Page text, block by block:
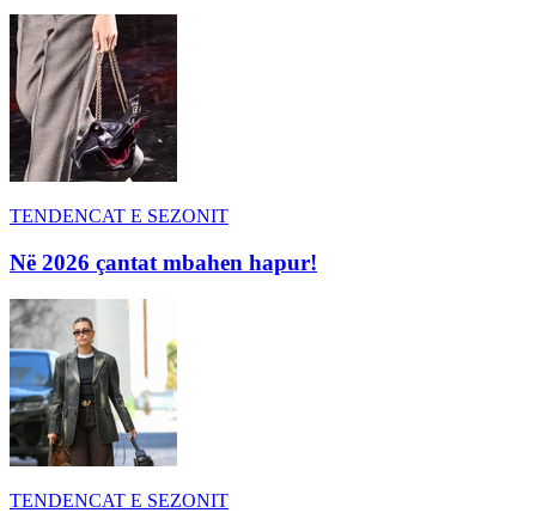
TENDENCAT E SEZONIT
Në 2026 çantat mbahen hapur!
TENDENCAT E SEZONIT